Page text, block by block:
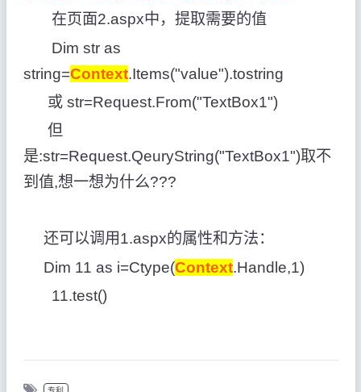
在页面2.aspx中，提取需要的值
Dim str as
string=Context.Items("value").tostring
或 str=Request.From("TextBox1")
但
是:str=Request.QeuryString("TextBox1")取不
到值,想一想为什么???
还可以调用1.aspx的属性和方法：
Dim 11 as i=Ctype(Context.Handle,1)
11.test()